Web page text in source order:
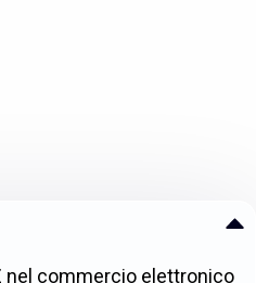
nel commercio elettronico